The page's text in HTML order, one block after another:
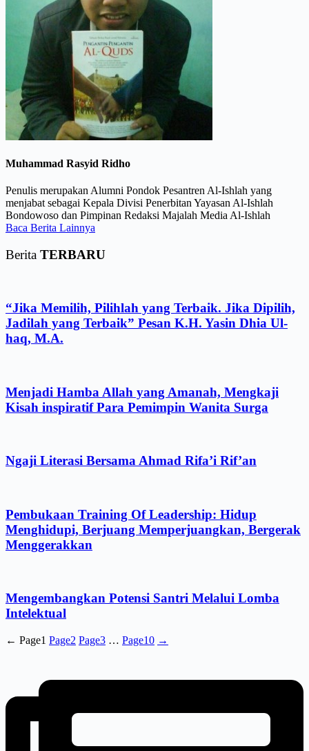
Muhammad Rasyid Ridho
Penulis merupakan Alumni Pondok Pesantren Al-Ishlah yang
menjabat sebagai Kepala Divisi Penerbitan Yayasan Al-Ishlah
Bondowoso dan Pimpinan Redaksi Majalah Media Al-Ishlah
Baca Berita Lainnya
Berita TERBARU
“Jika Memilih, Pilihlah yang Terbaik. Jika Dipilih,
Jadilah yang Terbaik” Pesan K.H. Yasin Dhia Ul-
haq, M.A.
Menjadi Hamba Allah yang Amanah, Mengkaji
Kisah inspiratif Para Pemimpin Wanita Surga
Ngaji Literasi Bersama Ahmad Rifa’i Rif’an
Pembukaan Training Of Leadership: Hidup
Menghidupi, Berjuang Memperjuangkan, Bergerak
Menggerakkan
Mengembangkan Potensi Santri Melalui Lomba
Intelektual
← Page1 Page2 Page3 … Page10 →